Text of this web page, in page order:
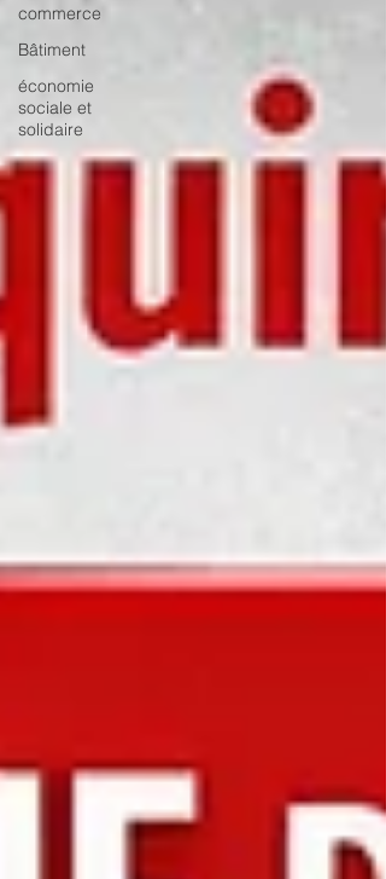
commerce
Bâtiment
économie
sociale et
solidaire